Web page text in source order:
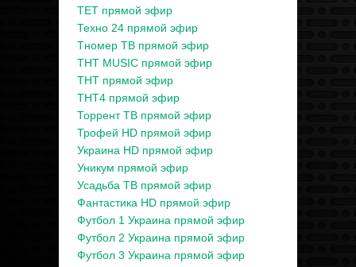
ТЕТ прямой эфир
Техно 24 прямой эфир
Тномер ТВ прямой эфир
ТНТ MUSIC прямой эфир
ТНТ прямой эфир
ТНТ4 прямой эфир
Торрент ТВ прямой эфир
Трофей HD прямой эфир
Украина HD прямой эфир
Уникум прямой эфир
Усадьба ТВ прямой эфир
Фантастика HD прямой эфир
Футбол 1 Украина прямой эфир
Футбол 2 Украина прямой эфир
Футбол 3 Украина прямой эфир